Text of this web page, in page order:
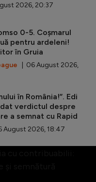
2026, 20:37
0-5. Coșmarul
pentru ardeleni!
în Gruia
| 06 August 2026,
în România!”. Edi
verdictul despre
a semnat cu Rapid
August 2026, 18:47